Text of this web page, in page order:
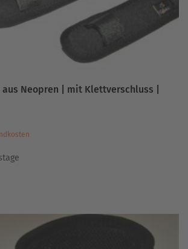
Neopren | mit Klettverschluss |